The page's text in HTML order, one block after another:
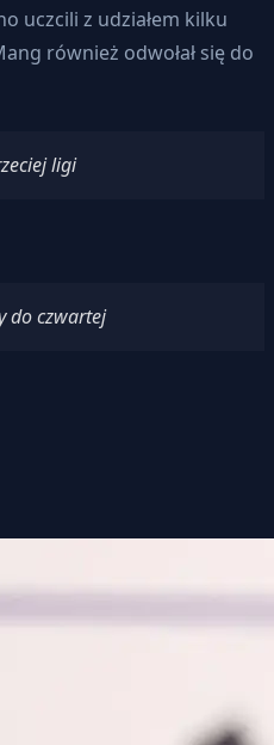
uczcili z udziałem kilku
również odwołał się do
ligi
do czwartej